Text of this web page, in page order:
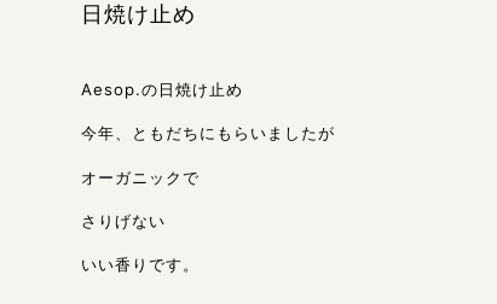
日焼け止め
Aesop.の日焼け止め
今年、ともだちにもらいましたが
オーガニックで
さりげない
いい香りです。